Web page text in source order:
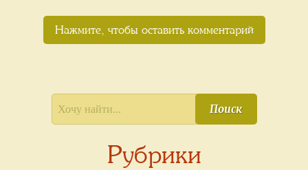
Нажмите, чтобы оставить комментарий
Поиск
Рубрики